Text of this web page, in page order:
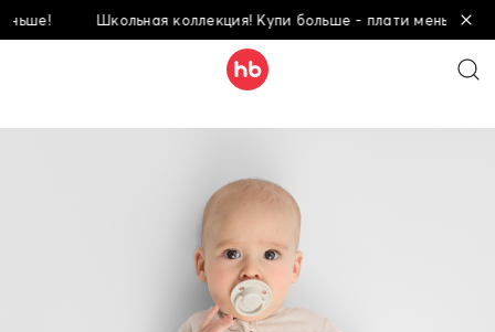
Школьная коллекция! Купи больше - плати меньше!